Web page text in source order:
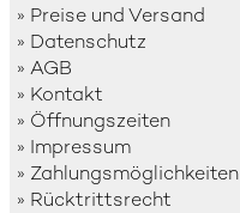
» Preise und Versand
» Datenschutz
» AGB
» Kontakt
» Öffnungszeiten
» Impressum
» Zahlungsmöglichkeiten
» Rücktrittsrecht